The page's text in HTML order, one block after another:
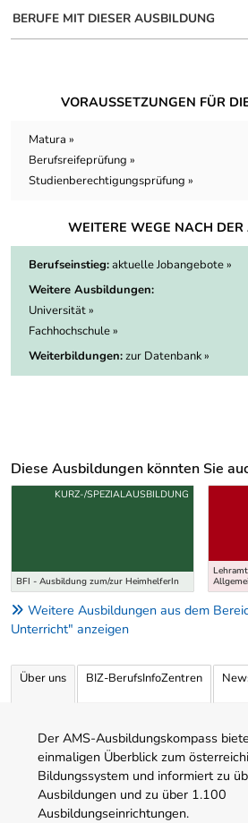
BERUFE MIT DIESER AUSBILDUNG
VORAUSSETZUNGEN FÜR
Matura »
Berufsreifeprüfung »
Studienberechtigungsprüfung »
WEITERE WEGE NACH
Berufseinstieg:aktuelle Jobangebote »
Weitere Ausbildungen:
Universität »
Fachhochschule »
Weiterbildungen:zur Datenbank »
Diese Ausbildungen könnten Sie
Uber weitere Ausbildungsvorschläge
BFI - Ausbildung zum/zur HeimhelferIn
KURZ-/SPEZIALAUSBILDUNG
Weitere Ausbildungen aus dem
Unterricht" anzeigen
Über uns BIZ-BerufsInfoZentren
Der AMS-Ausbildungskompass
einmaligen Überblick zum
Bildungssystem und informiert zu
Ausbildungen und zu über 1.100
Ausbildungseinrichtungen.